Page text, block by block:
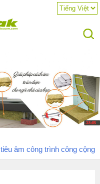
âm công trình công cộng